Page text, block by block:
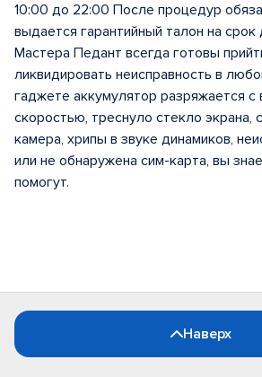
10:00 до 22:00 После процедур
выдается гарантийный талон на
Мастера Педант всегда готовы
ликвидировать неисправность в
гаджете аккумулятор разряжается с
скоростью, треснуло стекло экрана,
камера, хрипы в звуке динамиков,
или не обнаружена сим-карта, вы
помогут.
Наверх